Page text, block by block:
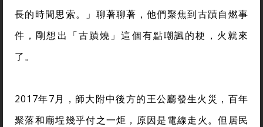
長的時間思索。」聊著聊著，他們聚焦到古蹟自燃事
件，剛想出「古蹟燒」這個有點嘲諷的梗，火就來
了。
2017年7月，師大附中後方的王公廳發生火災，百年
聚落和廟埕幾乎付之一炬，原因是電線走火。但居民